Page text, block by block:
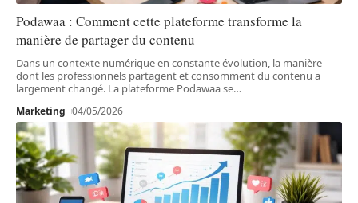
Podawaa : Comment cette plateforme transforme la
manière de partager du contenu
Dans un contexte numérique en constante évolution, la manière
dont les professionnels partagent et consomment du contenu a
largement changé. La plateforme Podawaa se…
Marketing 04/05/2026